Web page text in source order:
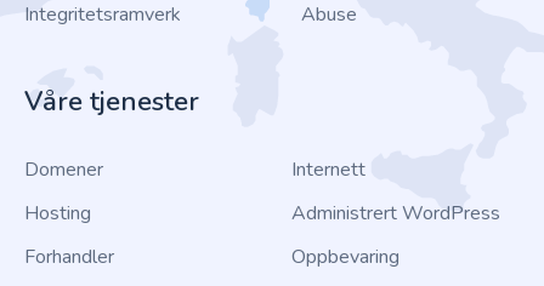
Integritetsramverk
Abuse
Våre tjenester
Domener
Hosting
Forhandler
Internett
Administrert WordPress
Oppbevaring